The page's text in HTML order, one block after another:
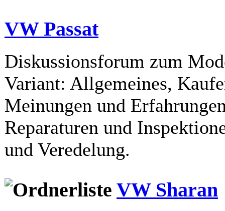
VW Passat
Diskussionsforum zum
Variant: Allgemeines,
Meinungen und
Reparaturen und
und Veredelung.
VW Sharan